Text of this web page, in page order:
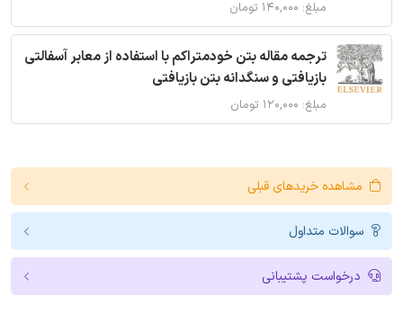
مبلغ: ۱۴۰,۰۰۰ تومان
ترجمه مقاله بتن خودمتراکم با استفاده از معابر آسفالتی
بازیافتی و سنگدانه بتن بازیافتی
مبلغ: ۱۲۰,۰۰۰ تومان
مشاهده خریدهای قبلی
سوالات متداول
درخواست پشتیبانی